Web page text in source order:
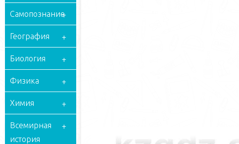
Самопознание
География
Биология
Физика
Химия
Всемирная
история